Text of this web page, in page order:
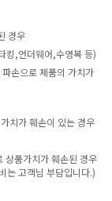
경우
킹,언더웨어,수영복 등)
손으로 제품의 가치가
치가 훼손이 있는 경우
상품가치가 훼손된 경우
는 고객님 부담입니다.)